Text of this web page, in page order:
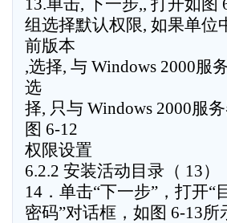
13.单击, 下一步,, 打开如
组选择默认权限, 如果单位
前版本
,选择, 与 Windows 2000服
选
择, 只与 Windows 2000服
图 6-12
权限设置
6.2.2 安装活动目录（ 13）
14．单击“下一步”，打开
密码”对话框，如图 6-13